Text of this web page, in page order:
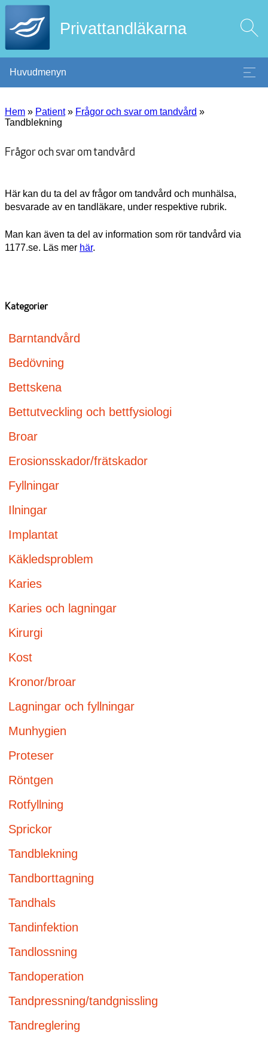
Privattandläkarna
Huvudmenyn
Hem » Patient» Frågor och svar om tandvård »
Tandblekning
Frågor och svar om tandvård
Här kan du ta del av frågor om tandvård och munhälsa,
besvarade av en tandläkare, under respektive rubrik.
Man kan även ta del av information som rör tandvård via
1177.se. Läs mer här.
Kategorier
Barntandvård
Bedövning
Bettskena
Bettutveckling och bettfysiologi
Broar
Erosionsskador/frätskador
Fyllningar
Ilningar
Implantat
Käkledsproblem
Karies
Karies och lagningar
Kirurgi
Kost
Kronor/broar
Lagningar och fyllningar
Munhygien
Proteser
Röntgen
Rotfyllning
Sprickor
Tandblekning
Tandborttagning
Tandhals
Tandinfektion
Tandlossning
Tandoperation
Tandpressning/tandgnissling
Tandreglering